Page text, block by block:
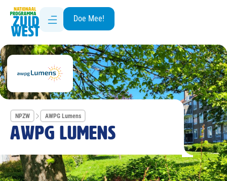
Doe Mee!
NPZW AWPG Lumens
AWPG Lumens